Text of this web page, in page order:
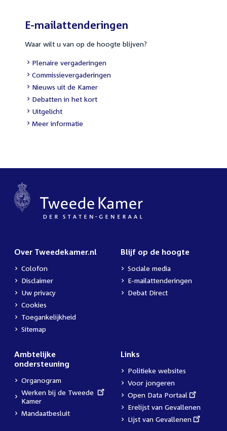
E-mailattenderingen
Waar wilt u van op de hoogte blijven?
External
link:
Plenaire vergaderingen
External
link:
Commissievergaderingen
External
link:
Nieuws uit de Kamer
External
link:
Debatten in het kort
External
link:
Uitgelicht
Meer informatie
Over Tweedekamer.nl
Colofon
Disclaimer
Uw privacy
Cookies
Toegankelijkheid
Sitemap
Blijf op de hoogte
Sociale media
E-mailattenderingen
Debat Direct
Ambtelijke
ondersteuning
Organogram
External
link:
Werken bij de Tweede
Kamer
Mandaatbesluit
Links
Politieke websites
Voor jongeren
External
link:
Open Data Portaal
Erelijst van Gevallenen
External
Lijst van Gevallenen